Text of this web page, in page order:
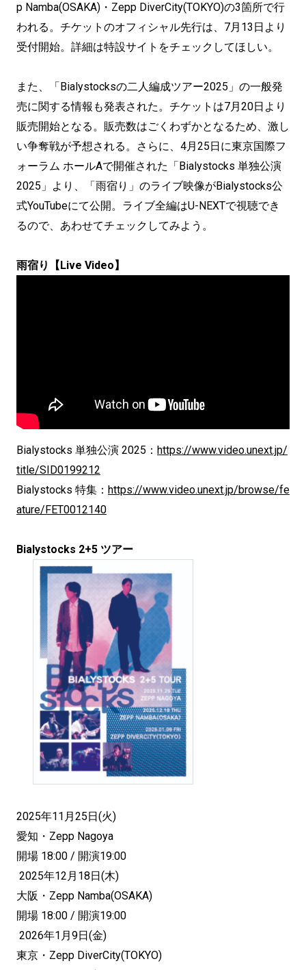
p Namba(OSAKA)・Zepp DiverCity(TOKYO)の3箇所で行
われる。チケットのオフィシャル先行は、7月13日より
受付開始。詳細は特設サイトをチェックしてほしい。
また、「Bialystocksの二人編成ツアー2025」の一般発
売に関する情報も発表された。チケットは7月20日より
販売開始となる。販売数はごくわずかとなるため、激し
い争奪戦が予想される。さらに、4月25日に東京国際フ
ォーラム ホールAで開催された「Bialystocks 単独公演
2025」より、「雨宿り」のライブ映像がBialystocks公
式YouTubeにて公開。ライブ全編はU-NEXTで視聴でき
るので、あわせてチェックしてみよう。
雨宿り【Live Video】
Bialystocks 単独公演 2025： https://www.video.unext.jp/
title/SID0199212
Bialystocks 特集： https://www.video.unext.jp/browse/fe
ature/FET0012140
Bialystocks 2+5 ツアー
2025年11月25日(火)
愛知・Zepp Nagoya
開場 18:00 / 開演19:00
2025年12月18日(木)
大阪・Zepp Namba(OSAKA)
開場 18:00 / 開演19:00
2026年1月9日(金)
東京・Zepp DiverCity(TOKYO)